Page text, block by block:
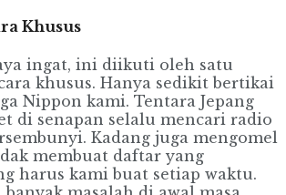
Khusus
ingat, ini diikuti oleh satu
khusus. Hanya sedikit bertikai
Nippon kami. Tentara Jepang
di senapan selalu mencari radio
Kadang juga mengomel
membuat daftar yang
harus kami buat setiap waktu.